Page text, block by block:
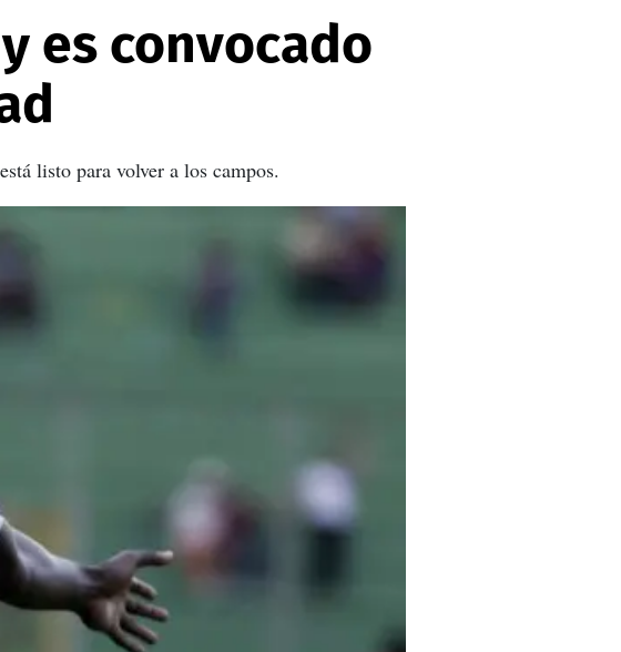
es convocado
listo para volver a los campos.